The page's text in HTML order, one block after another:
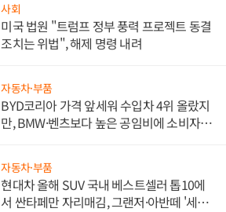
사회
미국 법원 "트럼프 정부 풍력 프로젝트 동결
조치는 위법", 해제 명령 내려
자동차·부품
BYD코리아 가격 앞세워 수입차 4위 올랐지
만, BMW·벤츠보다 높은 공임비에 소비자
자동차·부품
현대차 올해 SUV 국내 베스트셀러 톱10에
서 싼타페만 자리매김, 그랜저·아반떼 '세단